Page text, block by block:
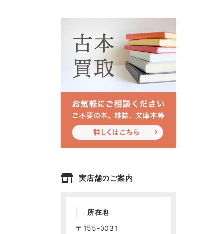
実店舗のご案内
所在地
〒155-0031